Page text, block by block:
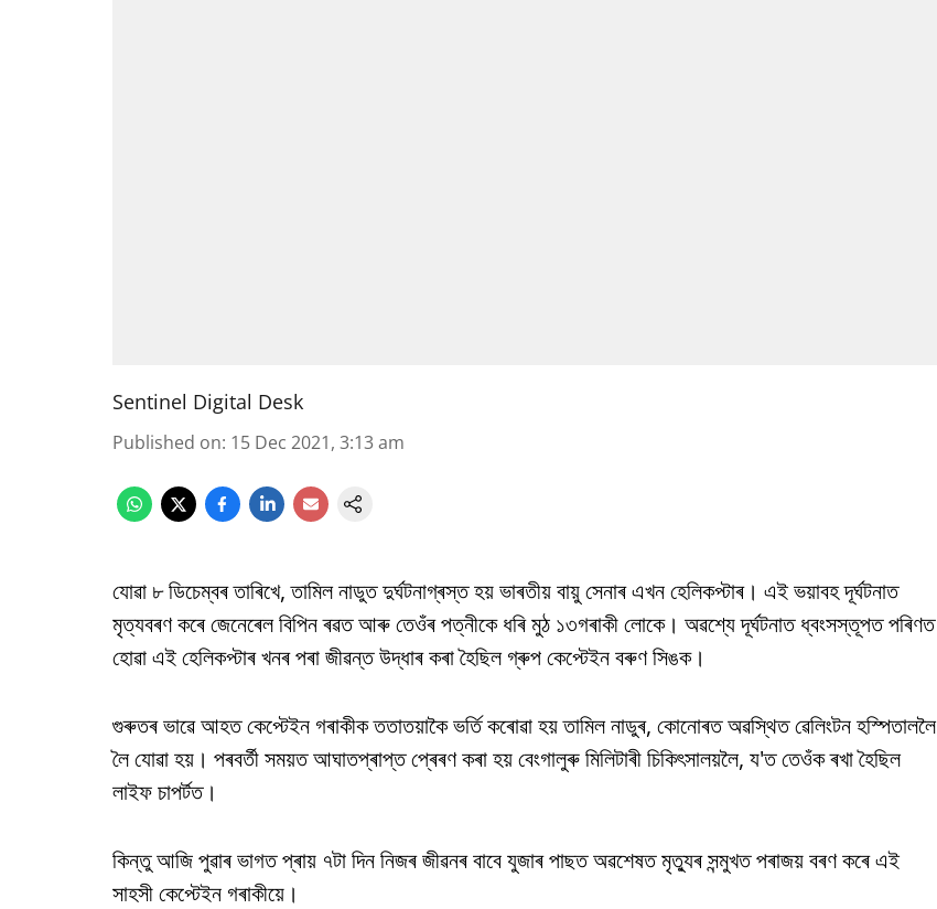
Sentinel Digital Desk
Published on: 15 Dec 2021, 3:13 am
যোৱা ৮ ডিচেম্বৰ তাৰিখে, তামিল নাডুত দুৰ্ঘটনাগ্ৰস্ত হয় ভাৰতীয় বায়ু সেনাৰ এখন হেলিকপ্টাৰ। এই ভয়াবহ দূৰ্ঘটনাত
মৃত্যবৰণ কৰে জেনেৰেল বিপিন ৰৱত আৰু তেওঁৰ পত্নীকে ধৰি মুঠ ১৩গৰাকী লোকে। অৱশ্যে দূৰ্ঘটনাত ধ্বংসস্তূপত পৰিণত
হোৱা এই হেলিকপ্টাৰ খনৰ পৰা জীৱন্ত উদ্ধাৰ কৰা হৈছিল গ্ৰুপ কেপ্টেইন বৰুণ সিঙক।
গুৰুতৰ ভাৱে আহত কেপ্টেইন গৰাকীক ততাতয়াকৈ ভৰ্তি কৰোৱা হয় তামিল নাডুৰ, কোনোৰত অৱস্থিত ৱেলিংটন হস্পিতাললৈ
লৈ যোৱা হয়। পৰবৰ্তী সময়ত আঘাতপ্ৰাপ্ত প্ৰেৰণ কৰা হয় বেংগালুৰু মিলিটাৰী চিকিৎসালয়লৈ, য'ত তেওঁক ৰখা হৈছিল
লাইফ চাপৰ্টত।
কিন্তু আজি পুৱাৰ ভাগত প্ৰায় ৭টা দিন নিজৰ জীৱনৰ বাবে যুজাৰ পাছত অৱশেষত মৃত্যুৰ সন্মুখত পৰাজয় বৰণ কৰে এই
সাহসী কেপ্টেইন গৰাকীয়ে।